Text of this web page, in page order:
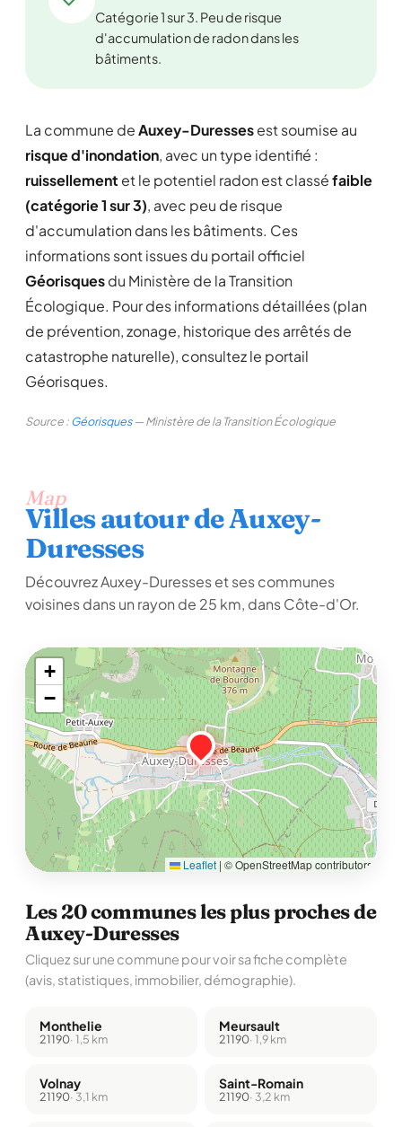
Catégorie 1 sur 3. Peu de risque
d'accumulation de radon dans les
bâtiments.
La commune deAuxey-Duressesest soumise au
risque d'inondation, avec un type identifié :
ruissellement et le potentiel radon est classéfaible
(catégorie 1 sur 3), avec peu de risque
d'accumulation dans les bâtiments. Ces
informations sont issues du portail officiel
Géorisquesdu Ministère de la Transition
Écologique. Pour des informations détaillées (plan
de prévention, zonage, historique des arrêtés de
catastrophe naturelle), consultez le portail
Géorisques.
Source :Géorisques— Ministère de la Transition Écologique
Map
Villes autour de Auxey-
Duresses
Découvrez Auxey-Duresses et ses communes
voisines dans un rayon de 25 km, dans Côte-d'Or.
+
−
Leaflet | © OpenStreetMap contributors
Les 20 communes les plus proches de
Auxey-Duresses
Cliquez sur une commune pour voir sa fiche complète
(avis, statistiques, immobilier, démographie).
Monthelie
21190· 1,5 km
Meursault
21190· 1,9 km
Volnay
21190· 3,1 km
Saint-Romain
21190· 3,2 km